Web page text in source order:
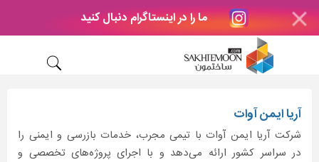
ما را در اینستاگرام دنبال کنید
آریا ایمن آوات
شرکت آریا ایمن آوات با تیمی مجرب، خدمات بازرسی و ایمنی را
در سراسر کشور ارائه می‌دهد و با اجرای پروژه‌های تخصصی و